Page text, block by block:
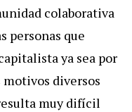
colaborativa
personas que
ya sea por
motivos diversos
muy difícil